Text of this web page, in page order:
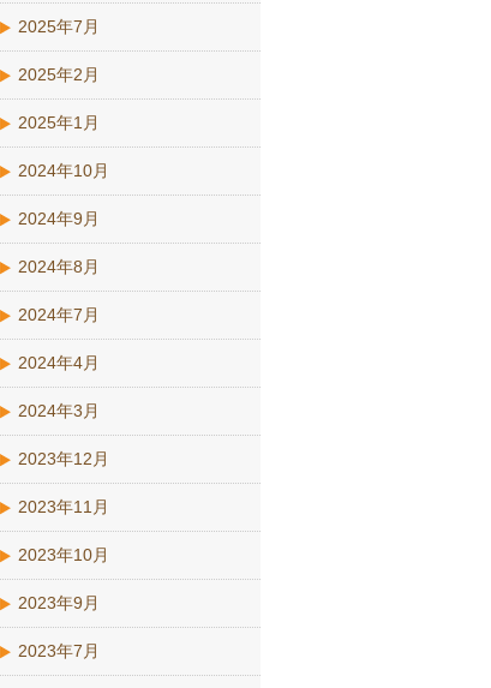
2025年7月
2025年2月
2025年1月
2024年10月
2024年9月
2024年8月
2024年7月
2024年4月
2024年3月
2023年12月
2023年11月
2023年10月
2023年9月
2023年7月